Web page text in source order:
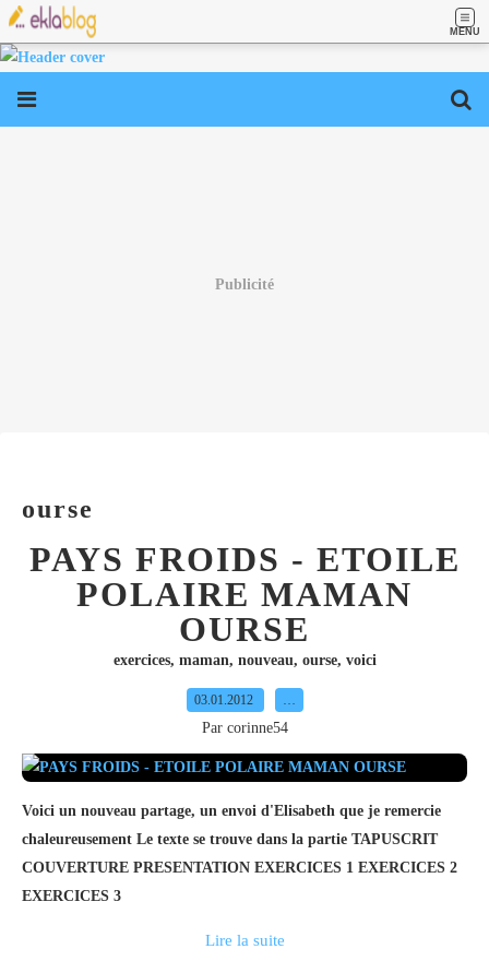
MENU
Publicité
ourse
PAYS FROIDS - ETOILE
POLAIRE MAMAN
OURSE
exercices, maman, nouveau, ourse, voici
03.01.2012 …
Par corinne54
Voici un nouveau partage, un envoi d'Elisabeth que je remercie
chaleureusement Le texte se trouve dans la partie TAPUSCRIT
COUVERTURE PRESENTATION EXERCICES 1 EXERCICES 2
EXERCICES 3
Lire la suite